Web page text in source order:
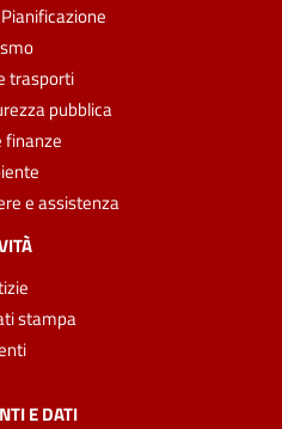
trasporti
pubblica
finanze
e assistenza
stampa
E DATI